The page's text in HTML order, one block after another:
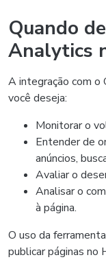
Quando
Analytics
A integração com o
você deseja:
Monitorar o
Entender de
anúncios,
Avaliar o
Analisar o
à página.
O uso da
publicar páginas no